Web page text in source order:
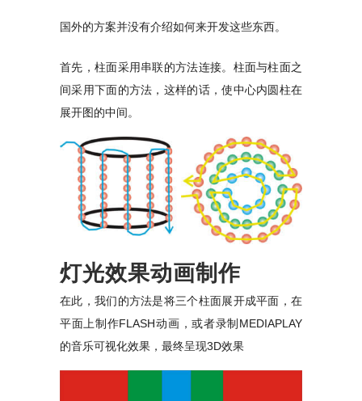
国外的方案并没有介绍如何来开发这些东西。
首先，柱面采用串联的方法连接。柱面与柱面之
间采用下面的方法，这样的话，使中心内圆柱在
展开图的中间。
灯光效果动画制作
在此，我们的方法是将三个柱面展开成平面，在
平面上制作FLASH动画，或者录制MEDIAPLAY
的音乐可视化效果，最终呈现3D效果